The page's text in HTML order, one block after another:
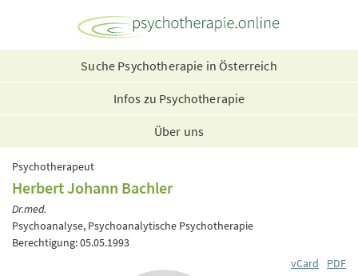
Suche Psychotherapie in Österreich
Infos zu Psychotherapie
Über uns
Psychotherapeut
Herbert Johann Bachler
Dr.med.
Psychoanalyse, Psychoanalytische Psychotherapie
Berechtigung: 05.05.1993
vCard
PDF